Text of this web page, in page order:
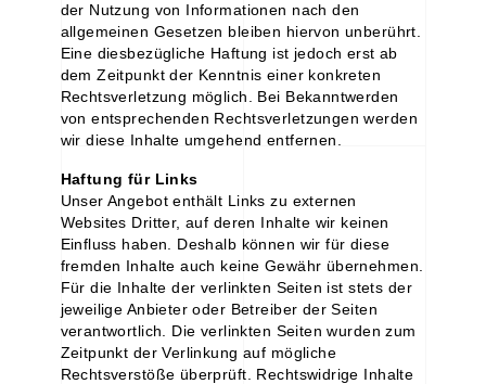
der Nutzung von Informationen nach den
allgemeinen Gesetzen bleiben hiervon unberührt.
Eine diesbezügliche Haftung ist jedoch erst ab
dem Zeitpunkt der Kenntnis einer konkreten
Rechtsverletzung möglich. Bei Bekanntwerden
von entsprechenden Rechtsverletzungen werden
wir diese Inhalte umgehend entfernen.
Haftung für Links
Unser Angebot enthält Links zu externen
Websites Dritter, auf deren Inhalte wir keinen
Einfluss haben. Deshalb können wir für diese
fremden Inhalte auch keine Gewähr übernehmen.
Für die Inhalte der verlinkten Seiten ist stets der
jeweilige Anbieter oder Betreiber der Seiten
verantwortlich. Die verlinkten Seiten wurden zum
Zeitpunkt der Verlinkung auf mögliche
Rechtsverstöße überprüft. Rechtswidrige Inhalte